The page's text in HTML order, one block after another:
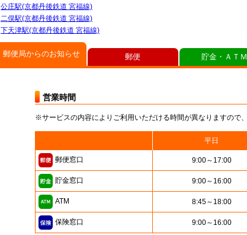
公庄駅(京都丹後鉄道 宮福線)
二俣駅(京都丹後鉄道 宮福線)
下天津駅(京都丹後鉄道 宮福線)
郵便局からのお知らせ
営業時間
※サービスの内容によりご利用いただける時間が異なりますので
平日
郵便窓口 9:00～17:00
貯金窓口 9:00～16:00
ATM 8:45～18:00
保険窓口 9:00～16:00
郵便 貯金・ＡＴＭ